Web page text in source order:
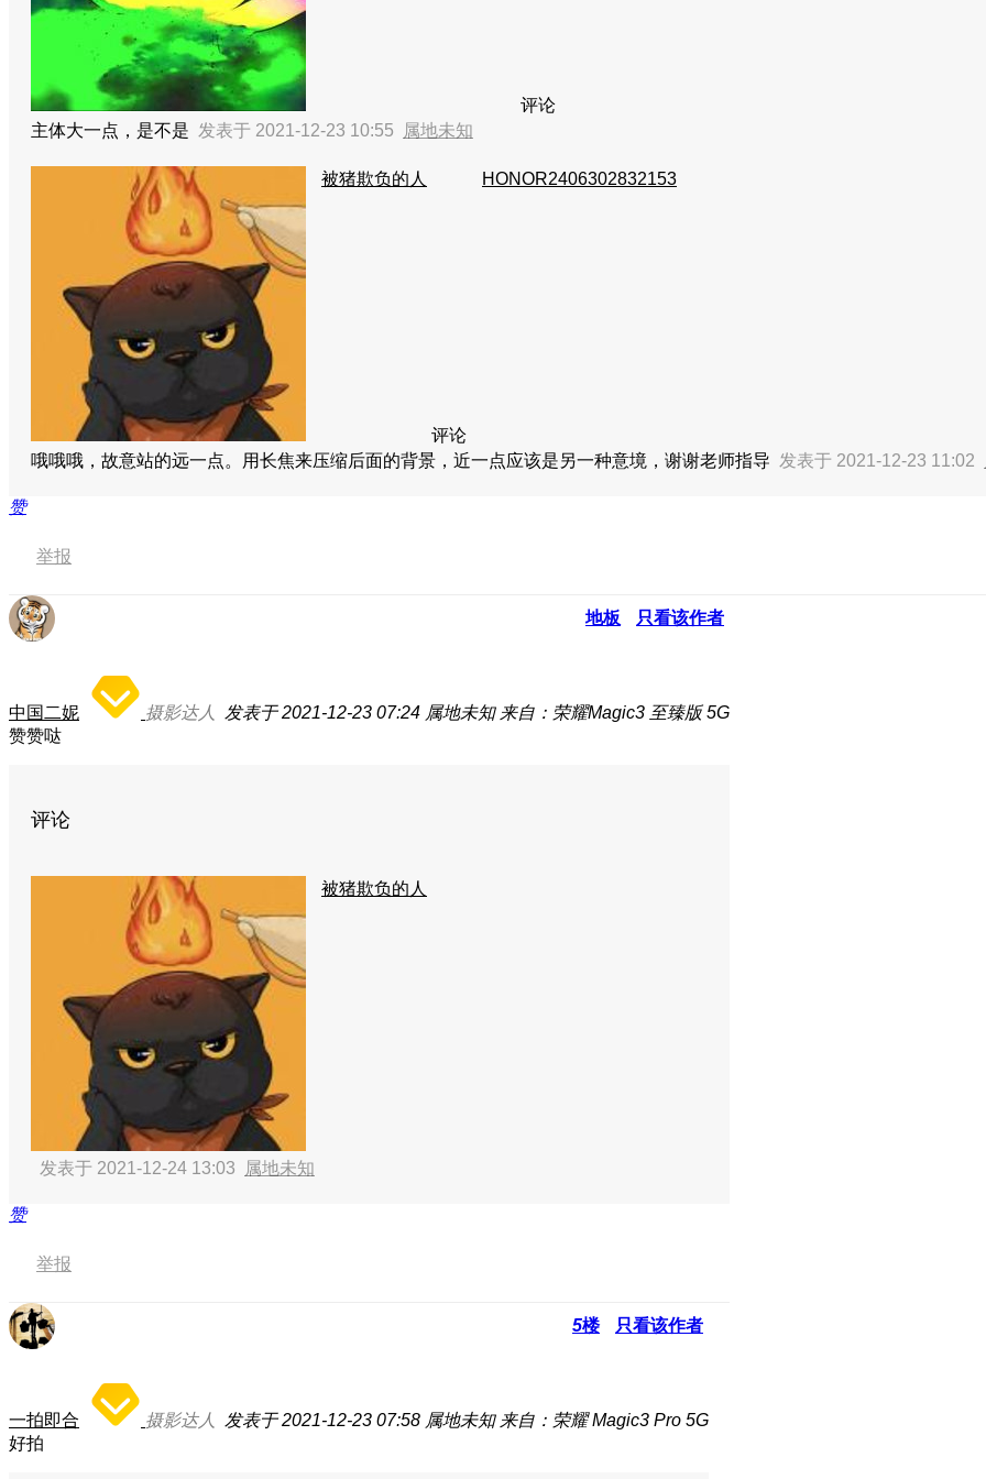
评论
主体大一点，是不是 发表于 2021-12-23 10:55 属地未知
被猪欺负的人
评论
HONOR2406302832153
哦哦哦，故意站的远一点。用长焦来压缩后面的背景，近一点应该是另一种意境，谢谢老师指导 发表于 2021-12-23 11:02
赞
举报
地板 只看该作者
中国二妮 摄影达人 发表于 2021-12-23 07:24 属地未知 来自：荣耀Magic3 至臻版 5G
赞赞哒
评论
被猪欺负的人
发表于 2021-12-24 13:03 属地未知
赞
举报
5楼 只看该作者
一拍即合 摄影达人 发表于 2021-12-23 07:58 属地未知 来自：荣耀 Magic3 Pro 5G
好拍